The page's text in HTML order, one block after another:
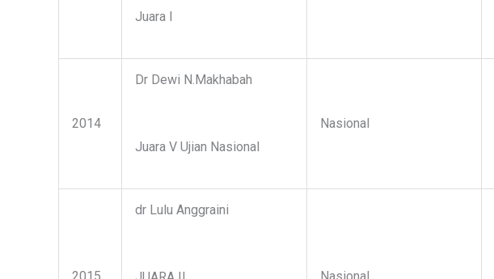
Juara I
2014
Dr Dewi N.Makhabah
Juara V Ujian Nasional
Nasional
dr Lulu Anggraini